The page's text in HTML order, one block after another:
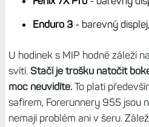
Enduro 3- barevný
U hodinek s MIP hodně záleží
svítí. Stačí je trošku natočit
moc neuvidíte.To platí
safírem, Forerunnery 955 jsou
nemají problém ani v šeru.